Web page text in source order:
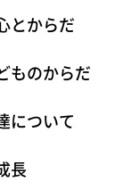
とからだ
ものからだ
について
長